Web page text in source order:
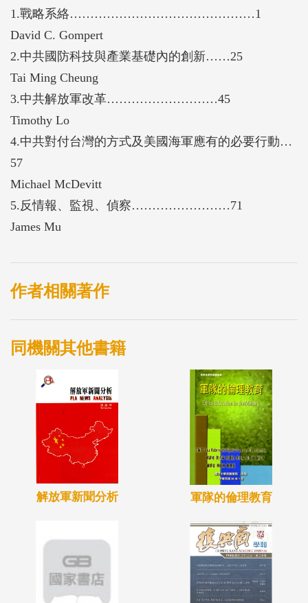
1.戰略系絡………………………………………1
David C. Gompert
2.中共國防科技與產業基礎內的創新……25
Tai Ming Cheung
3.中共解放軍改革………………………45
Timothy Lo
4.中共對付台灣的方式及美國海軍應有的必要行動…
57
Michael McDevitt
5.反情報、監視、偵察……………………71
James Mu
作者相關著作
同機關其他書籍
解放軍新聞分析 軍隊的倫理教育